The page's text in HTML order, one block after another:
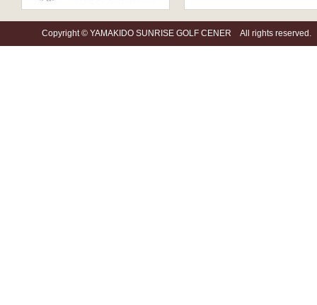
Copyright © YAMAKIDO SUNRISE GOLF CENER All rights reserved.